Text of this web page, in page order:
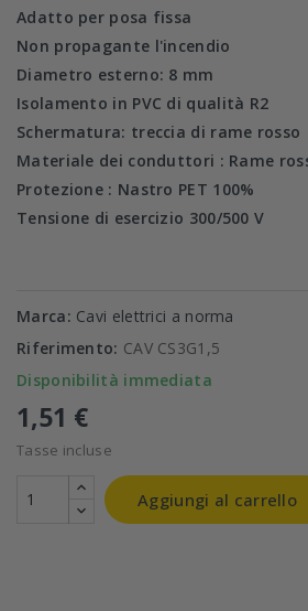
Adatto per posa fissa
Non propagante l'incendio
Diametro esterno: 8 mm
Isolamento in PVC di qualità R2
Schermatura: treccia di rame rosso
Materiale dei conduttori : Rame
Protezione : Nastro PET 100%
Tensione di esercizio 300/500 V
Marca: Cavi elettrici a norma
Riferimento: CAV CS3G1,5
Disponibilità immediata
1,51 €
Tasse incluse
Aggiungi al carrello